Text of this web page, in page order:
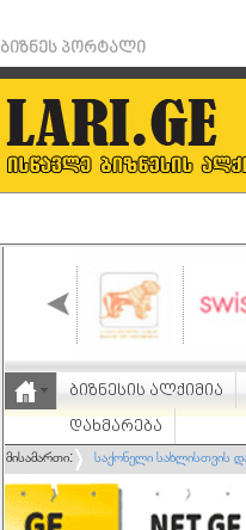
ბიზნეს პორტალი
ბიზნესის ალქიმია
დახმარება
მისამართი: საქონელი სახლისთვის